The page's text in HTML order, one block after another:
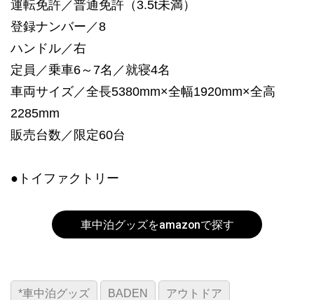
運転免許／普通免許（3.5t未満）
登録ナンバー／8
ハンドル／右
定員／乗車6～7名／就寝4名
車両サイズ／全長5380mm×全幅1920mm×全高
2285mm
販売台数／限定60台
●トイファクトリー
車中泊グッズをamazonで探す
*車中泊グッズ BADEN アウトドア